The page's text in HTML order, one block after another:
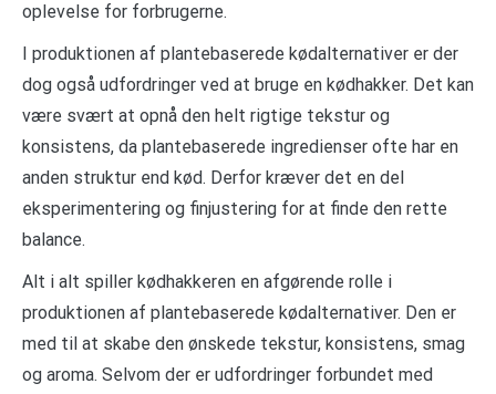
oplevelse for forbrugerne.
I produktionen af plantebaserede kødalternativer er der
dog også udfordringer ved at bruge en kødhakker. Det kan
være svært at opnå den helt rigtige tekstur og
konsistens, da plantebaserede ingredienser ofte har en
anden struktur end kød. Derfor kræver det en del
eksperimentering og finjustering for at finde den rette
balance.
Alt i alt spiller kødhakkeren en afgørende rolle i
produktionen af plantebaserede kødalternativer. Den er
med til at skabe den ønskede tekstur, konsistens, smag
og aroma. Selvom der er udfordringer forbundet med